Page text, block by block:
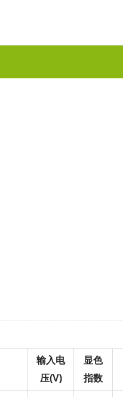
输入电
压(V)
显色
指数